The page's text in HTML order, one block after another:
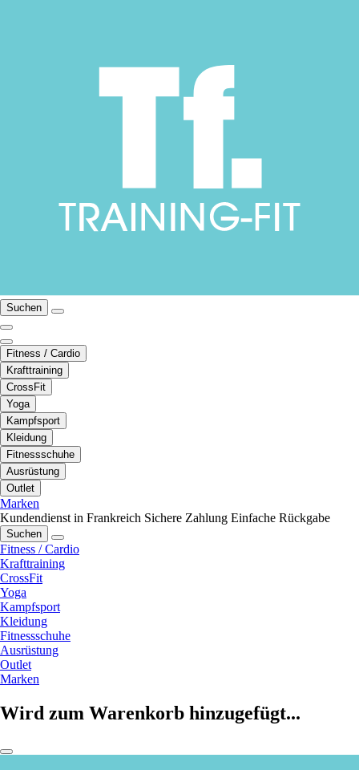
Suchen
Fitness / Cardio
Krafttraining
CrossFit
Yoga
Kampfsport
Kleidung
Fitnessschuhe
Ausrüstung
Outlet
Marken
Kundendienst in Frankreich Sichere Zahlung Einfache Rückgabe
Suchen
Fitness / Cardio
Krafttraining
CrossFit
Yoga
Kampfsport
Kleidung
Fitnessschuhe
Ausrüstung
Outlet
Marken
Wird zum Warenkorb hinzugefügt...